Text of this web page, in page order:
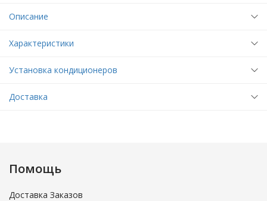
Описание
Характеристики
Установка кондиционеров
Доставка
Помощь
Доставка Заказов